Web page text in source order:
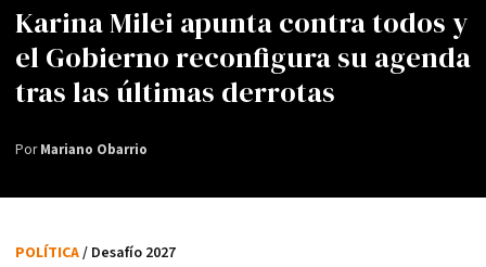
Karina Milei apunta contra todos y
el Gobierno reconfigura su agenda
tras las últimas derrotas
PorMariano Obarrio
POLÍTICA/ Desafío 2027